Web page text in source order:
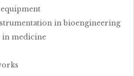
equipment
in bioengineering
in medicine